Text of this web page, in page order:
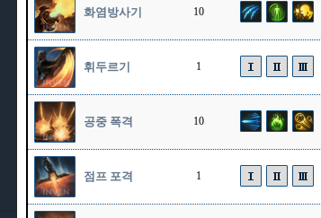
화염방사기 10
휘두르기 1
공중 폭격 10
점프 포격 1